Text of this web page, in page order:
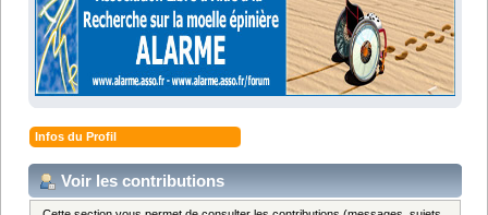
Infos du Profil
Voir les contributions